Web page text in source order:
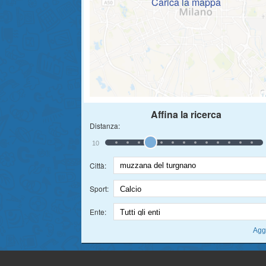
Affina la ricerca
Distanza:
10
Città:
Sport:
Ente: